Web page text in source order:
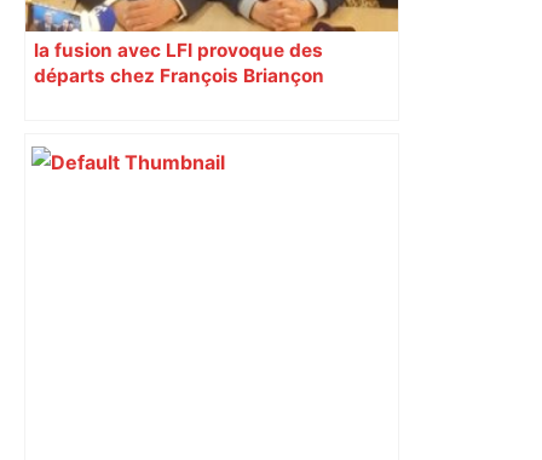
la fusion avec LFI provoque des
départs chez François Briançon